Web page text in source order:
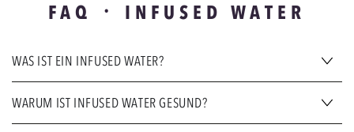
FAQ ᛫ INFUSED WATER
WAS IST EIN INFUSED WATER?
WARUM IST INFUSED WATER GESUND?